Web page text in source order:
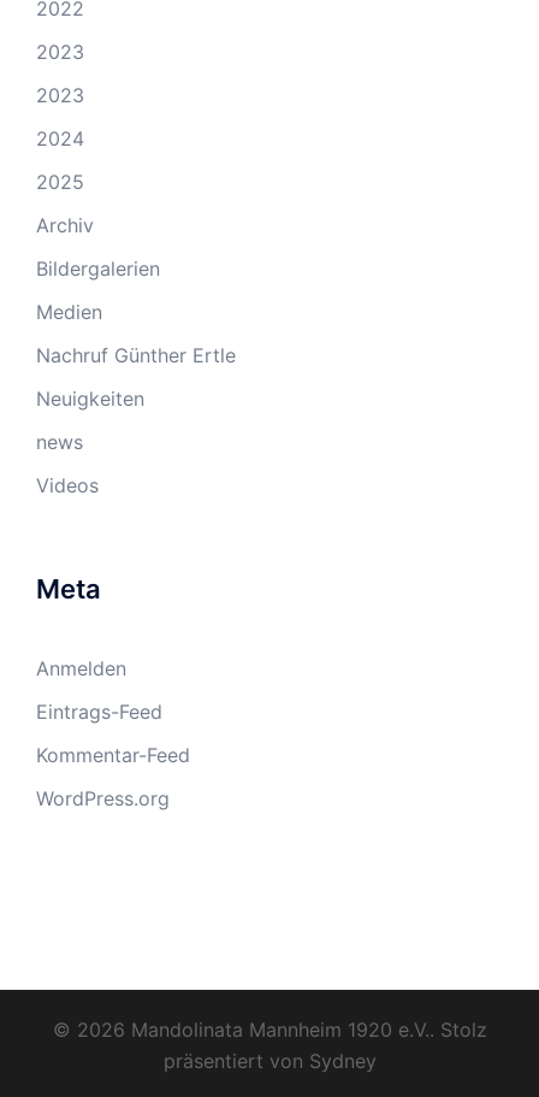
2022
2023
2023
2024
2025
Archiv
Bildergalerien
Medien
Nachruf Günther Ertle
Neuigkeiten
news
Videos
Meta
Anmelden
Eintrags-Feed
Kommentar-Feed
WordPress.org
© 2026 Mandolinata Mannheim 1920 e.V.. Stolz
präsentiert von Sydney